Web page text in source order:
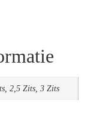
2,5 Zits, 3 Zits